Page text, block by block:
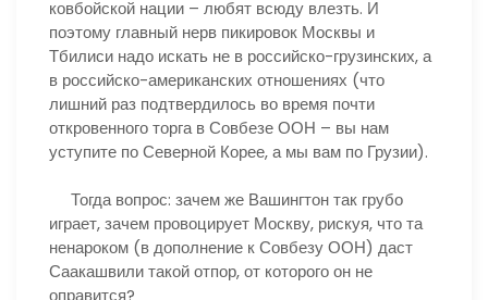
ковбойской нации – любят всюду влезть. И
поэтому главный нерв пикировок Москвы и
Тбилиси надо искать не в российско-грузинских, а
в российско-американских отношениях (что
лишний раз подтвердилось во время почти
откровенного торга в Совбезе ООН – вы нам
уступите по Северной Корее, а мы вам по Грузии).
Тогда вопрос: зачем же Вашингтон так грубо
играет, зачем провоцирует Москву, рискуя, что та
ненароком (в дополнение к Совбезу ООН) даст
Саакашвили такой отпор, от которого он не
оправится?